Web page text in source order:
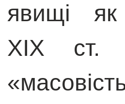
явищі як
ХІХ ст.